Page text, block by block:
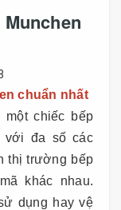
chuẩn nhất
chiếc bếp
với đa số các
thị trường bếp
khác nhau.
dụng hay vệ